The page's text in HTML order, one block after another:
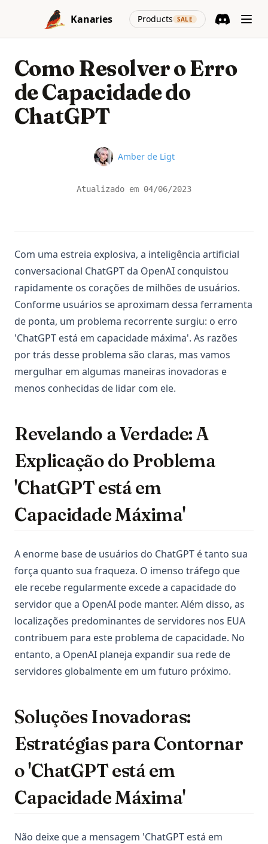
Skip to content
Kanaries
Products SALE
(opens in a
Como Resolver o Erro
de Capacidade do
ChatGPT
Name
Amber de Ligt
Atualizado em 04/06/2023
Com uma estreia explosiva, a inteligência artificial
conversacional ChatGPT da OpenAI conquistou
rapidamente os corações de milhões de usuários.
Conforme usuários se aproximam dessa ferramenta
de ponta, um problema recorrente surgiu: o erro
'ChatGPT está em capacidade máxima'. As razões
por trás desse problema são claras, mas vamos
mergulhar em algumas maneiras inovadoras e
menos conhecidas de lidar com ele.
Revelando a Verdade: A
Explicação do Problema
'ChatGPT está em
Capacidade Máxima'
A enorme base de usuários do ChatGPT é tanto sua
força quanto sua fraqueza. O imenso tráfego que
ele recebe regularmente excede a capacidade do
servidor que a OpenAI pode manter. Além disso, as
localizações predominantes de servidores nos EUA
contribuem para este problema de capacidade. No
entanto, a OpenAI planeja expandir sua rede de
servidores globalmente em um futuro próximo.
Soluções Inovadoras:
Estratégias para Contornar
o 'ChatGPT está em
Capacidade Máxima'
Não deixe que a mensagem 'ChatGPT está em